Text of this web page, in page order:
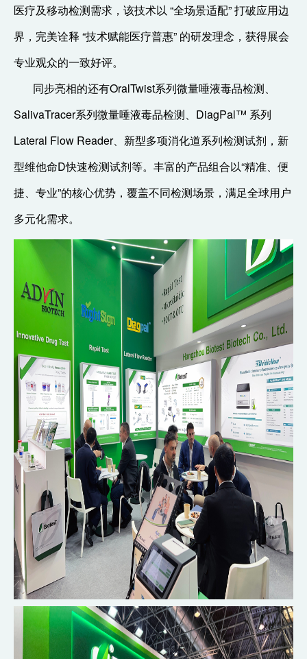
医疗及移动检测需求，该技术以 “全场景适配” 打破应用边
界，完美诠释 “技术赋能医疗普惠” 的研发理念，获得展会
专业观众的一致好评。
同步亮相的还有OralTwist系列微量唾液毒品检测、
SalivaTracer系列微量唾液毒品检测、DiagPal™ 系列
Lateral Flow Reader、新型多项消化道系列检测试剂，新
型维他命D快速检测试剂等。丰富的产品组合以“精准、便
捷、专业”的核心优势，覆盖不同检测场景，满足全球用户
多元化需求。